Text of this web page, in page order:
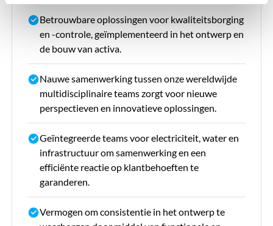
Betrouwbare oplossingen voor kwaliteitsborging
en -controle, geïmplementeerd in het ontwerp en
de bouw van activa.
Nauwe samenwerking tussen onze wereldwijde
multidisciplinaire teams zorgt voor nieuwe
perspectieven en innovatieve oplossingen.
Geïntegreerde teams voor electriciteit, water en
infrastructuur om samenwerking en een
efficiënte reactie op klantbehoeften te
garanderen.
Vermogen om consistentie in het ontwerp te